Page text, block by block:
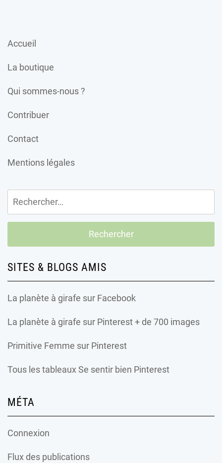
Accueil
La boutique
Qui sommes-nous ?
Contribuer
Contact
Mentions légales
Rechercher :
SITES & BLOGS AMIS
La planète à girafe sur Facebook
La planète à girafe sur Pinterest + de 700 images
Primitive Femme sur Pinterest
Tous les tableaux Se sentir bien Pinterest
MÉTA
Connexion
Flux des publications